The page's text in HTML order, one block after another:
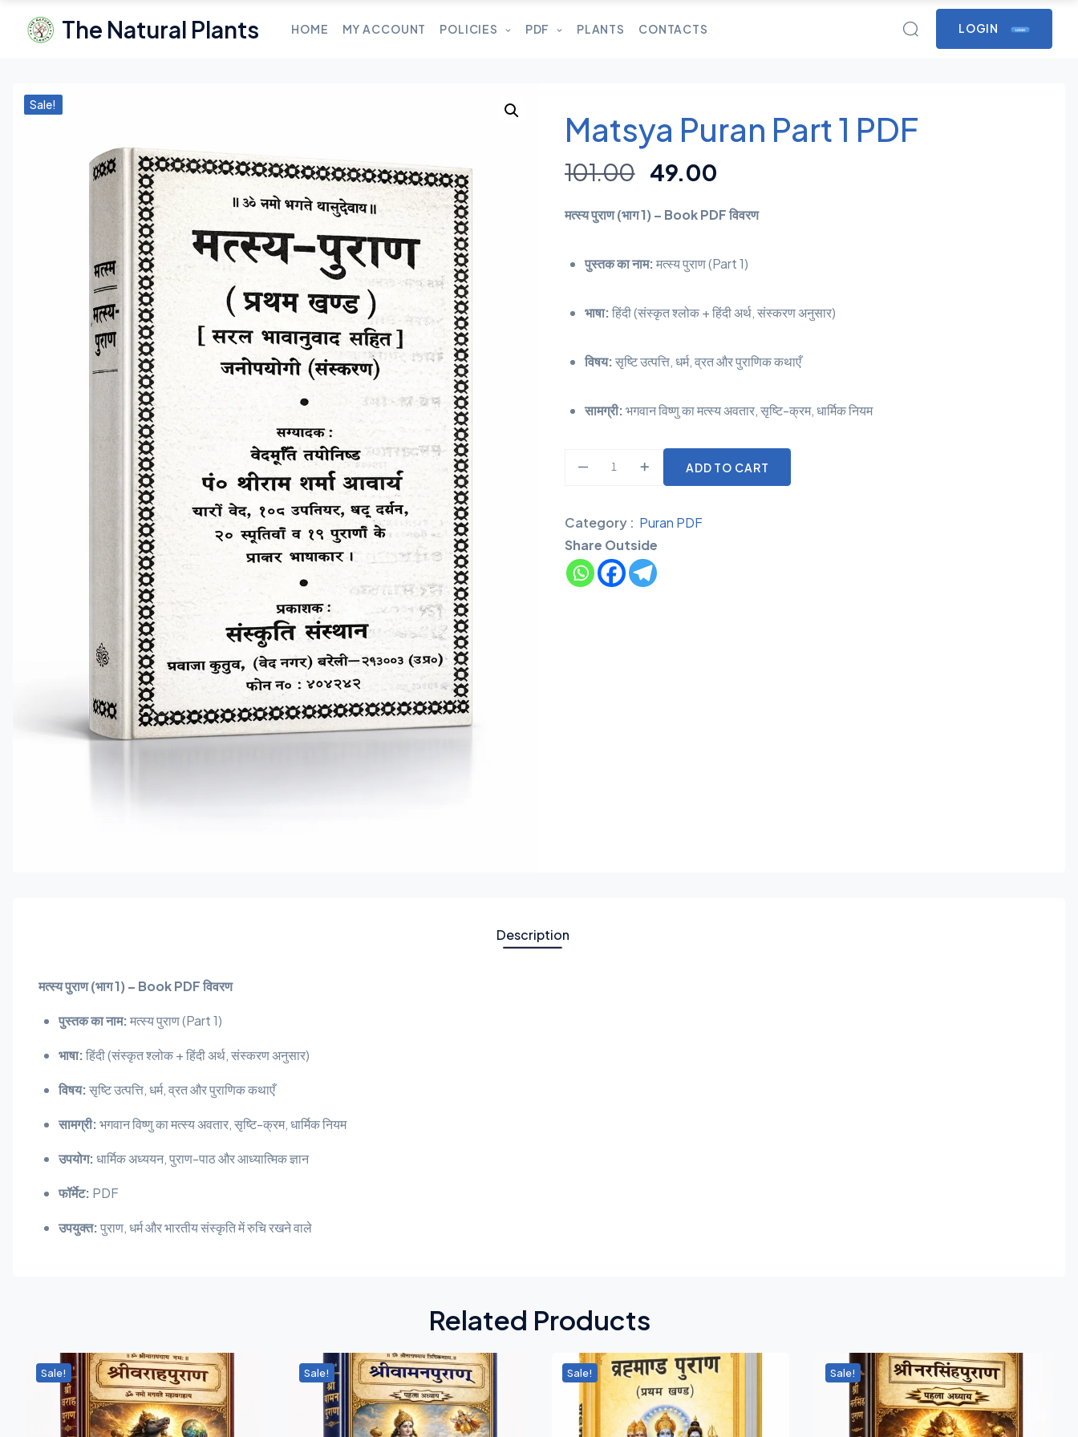
The Natural Plants HOME MY ACCOUNT POLICIES PDF PLANTS CONTACTS LOGIN LOGIN
Sale!
Matsya Puran Part 1 PDF
101.00 49.00
मत्स्य पुराण (भाग 1) – Book PDF विवरण
पुस्तक का नाम:मत्स्य पुराण (Part 1)
भाषा:हिंदी (संस्कृत श्लोक + हिंदी अर्थ, संस्करण अनुसार)
विषय:सृष्टि उत्पत्ति, धर्म, व्रत और पुराणिक कथाएँ
सामग्री:भगवान विष्णु का मत्स्य अवतार, सृष्टि-क्रम, धार्मिक नियम
ADD TO CART
Category : Puran PDF
Share Outside
Description
मत्स्य पुराण (भाग 1) – Book PDF विवरण
पुस्तक का नाम:मत्स्य पुराण (Part 1)
भाषा:हिंदी (संस्कृत श्लोक + हिंदी अर्थ, संस्करण अनुसार)
विषय:सृष्टि उत्पत्ति, धर्म, व्रत और पुराणिक कथाएँ
सामग्री:भगवान विष्णु का मत्स्य अवतार, सृष्टि-क्रम, धार्मिक नियम
उपयोग:धार्मिक अध्ययन, पुराण-पाठ और आध्यात्मिक ज्ञान
फॉर्मेट: PDF
उपयुक्त:पुराण, धर्म और भारतीय संस्कृति में रुचि रखने वाले
Related Products
Sale! Sale! Sale! Sale!